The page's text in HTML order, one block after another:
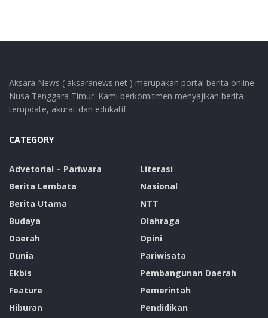
Aksara News ( aksaranews.net ) merupakan portal berita online
Nusa Tenggara Timur. Kami berkomitmen menyajikan berita
terupdate, akurat dan edukatif.
CATEGORY
Advetorial – Pariwara
Berita Lembata
Berita Utama
Budaya
Daerah
Dunia
Ekbis
Feature
Hiburan
Literasi
Nasional
NTT
Olahraga
Opini
Pariwisata
Pembangunan Daerah
Pemerintah
Pendidikan